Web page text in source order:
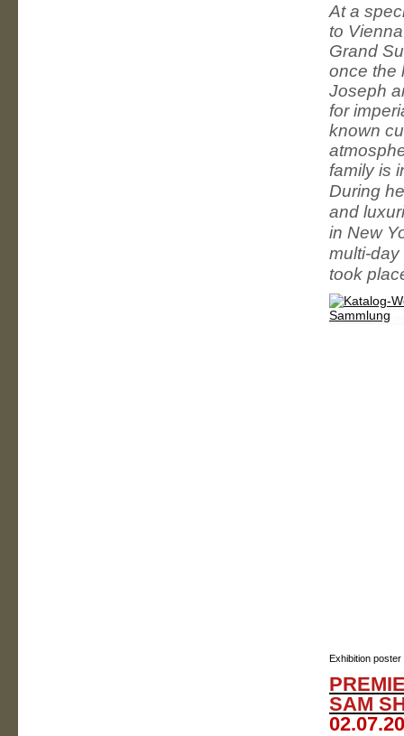
At a
to
Grand
once the
Joseph
for
known
family is
During
and
in New
multi-
took
Exhibition
SAM